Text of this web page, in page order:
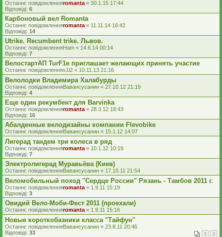
Останнє повідомленняromanta « 30.1.15 17:44
Відповіді: 6
Карбоновый вел Romanta
Останнє повідомленняromanta « 11.11.14 16:42
Відповіді: 14
Utrike. Recumbent trike. Львов.
Останнє повідомленняHam « 14.6.14 00:14
Відповіді: 7
ВелостартАП TurF1e приглашает желающих принять участие
Останнє повідомленняs1l2 « 10.11.13 21:16
Велолодки Владимира Халабурды
Останнє повідомленняВавансусанин « 27.10.12 21:19
Відповіді: 4
Еще один рекумбент для Barvinka
Останнє повідомленняromanta « 28.3.12 18:43
Відповіді: 16
Абалденные велодизайны компании Flevobike
Останнє повідомленняВавансусанин « 15.1.12 14:07
Лигерад тандем три колеса в ряд
Останнє повідомленняromanta « 10.1.12 10:19
Відповіді: 7
Электролигерад Муравьёва (Киев)
Останнє повідомленняВавансусанин « 17.10.11 21:54
Веломобильный поход "Сердце России" Рязань - Тамбов 2011 г.
Останнє повідомленняromanta « 1.9.11 15:19
Відповіді: 3
Овидий Вело-Моби-Фест 2011 (проехали)
Останнє повідомленняromanta « 1.9.11 15:16
Новые короткобазники класса "Тайфун"
Останнє повідомленняВавансусанин « 23.8.11 20:46
Відповіді: 33 1 2